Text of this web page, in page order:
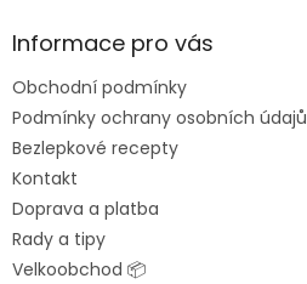
aInformace pro vás
Obchodní podmínky
Podmínky ochrany osobních údajů
Bezlepkové recepty
Kontakt
Doprava a platba
Rady a tipy
Velkoobchod 📦